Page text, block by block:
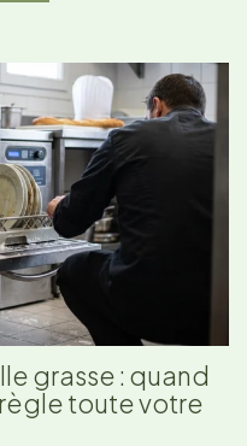
grasse : quand
toute votre